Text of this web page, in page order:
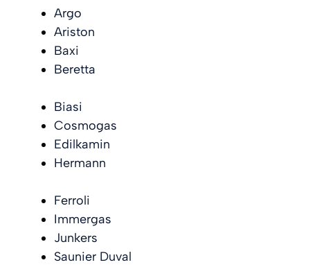
Argo
Ariston
Baxi
Beretta
Biasi
Cosmogas
Edilkamin
Hermann
Ferroli
Immergas
Junkers
Saunier Duval